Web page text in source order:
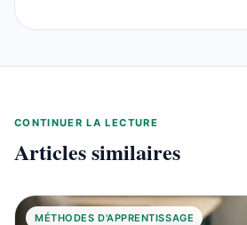
CONTINUER LA LECTURE
Articles similaires
MÉTHODES D'APPRENTISSAGE